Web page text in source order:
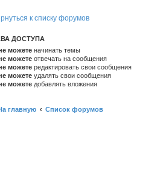
к списку форумов
ДОСТУПА
можете начинать темы
можете отвечать на сообщения
можете редактировать свои сообщения
можете удалять свои сообщения
можете добавлять вложения
главную Список форумов